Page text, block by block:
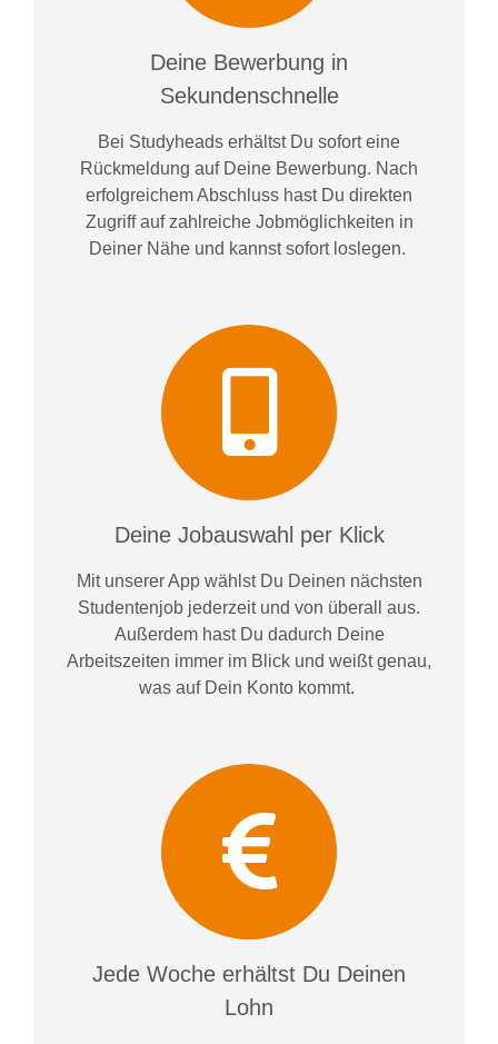
Deine Bewerbung in
Sekundenschnelle
Bei Studyheads erhältst Du sofort eine
Rückmeldung auf Deine Bewerbung. Nach
erfolgreichem Abschluss hast Du direkten
Zugriff auf zahlreiche Jobmöglichkeiten in
Deiner Nähe und kannst sofort loslegen.
Deine Jobauswahl per Klick
Mit unserer App wählst Du Deinen nächsten
Studentenjob jederzeit und von überall aus.
Außerdem hast Du dadurch Deine
Arbeitszeiten immer im Blick und weißtgenau,
was auf Dein Konto kommt.
Jede Woche erhältst Du Deinen
Lohn